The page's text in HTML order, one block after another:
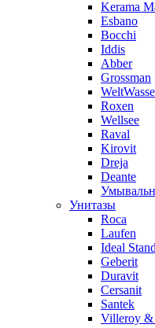
Kerama
Esbano
Bocchi
Iddis
Abber
Grossman
Roxen
Wellsee
Raval
Kirovit
Dreja
Deante
Унитазы
Roca
Laufen
Ideal
Geberit
Duravit
Cersanit
Santek
Villeroy &